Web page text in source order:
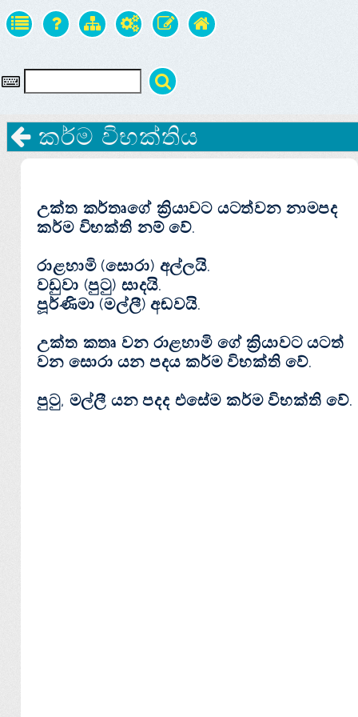
කර්ම විභක්‌තිය
උක්‌ත කර්තෘගේ ක්‍රියාවට යටත්වන නාමපද
කර්ම විභක්‌ති නම් වේ.
රාළහාමි (සොරා) අල්ලයි.
වඩුවා (පුටු) සාදයි.
පූර්ණිමා (මල්ලී) අඬවයි.
උක්‌ත කතෘ වන රාළහාමි ගේ ක්‍රියාවට යටත්
වන සොරා යන පදය කර්ම විභක්‌ති වේ.
පුටු, මල්ලී යන පදද එසේම කර්ම විභක්‌ති වේ.